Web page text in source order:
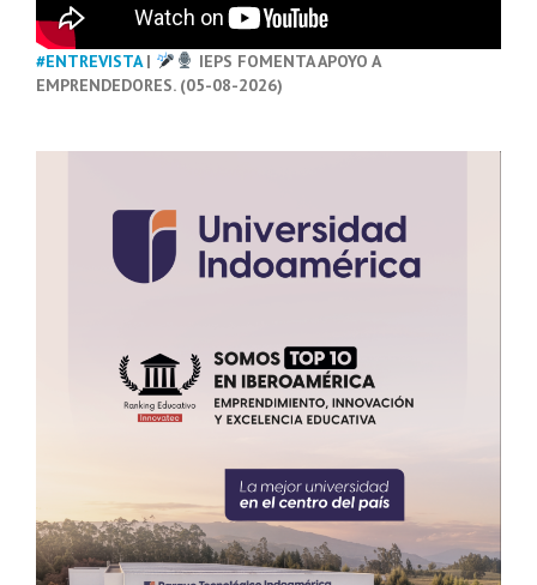
#ENTREVISTA|
IEPS FOMENTA APOYO A
EMPRENDEDORES. (05-08-2026)